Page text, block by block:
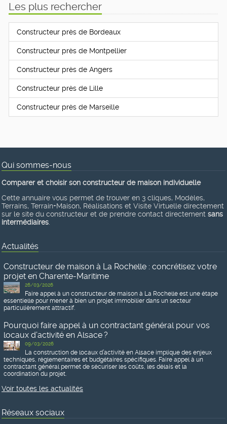
Les plus rechercher
Constructeur près de Bordeaux
Constructeur près de Montpellier
Constructeur près de Angers
Constructeur près de Lille
Constructeur près de Marseille
Qui sommes-nous
Comparer et choisir son constructeur de maison individuelle
Cette annuaire vous permet de trouver en 3 cliques, Modèles,
Terrains, Terrain+Maison, Réalisations et Visite Virtuelle directement
sur le site du constructeur et de prendre contact directement sans
intermédiaires
Actualités
Constructeur de maison à La Rochelle : concrétisez votre
projet en Charente-Maritime
26/03/2026
Faire appel à un constructeur de maison à La Rochelle est une étape
essentielle pour mener à bien un projet immobilier dans un secteur
particulièrement attractif.
Pourquoi faire appel à un contractant général pour vos
locaux d’activité en Alsace ?
09/03/2026
La construction de locaux d’activité en Alsace implique des enjeux
techniques, réglementaires et budgétaires spécifiques. Faire appel à un
contractant général permet de sécuriser les coûts, les délais et la
coordination du projet.
Voir toutes les actualités
Réseaux sociaux